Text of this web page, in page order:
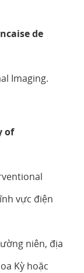
de
Imaging.
of
vực điện
niên, địa
Kỳ hoặc